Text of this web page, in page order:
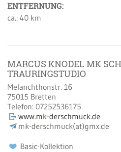
ENTFERNUNG:
ca.: 40 km
MARCUS KNODEL MK
TRAURINGSTUDIO
Melanchthonstr. 16
75015 Bretten
Telefon: 07252536175
www.mk-derschmuck.de
mk-derschmuck(at)gmx.de
Basic-Kollektion